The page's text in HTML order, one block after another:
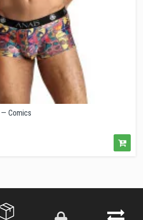
Comics